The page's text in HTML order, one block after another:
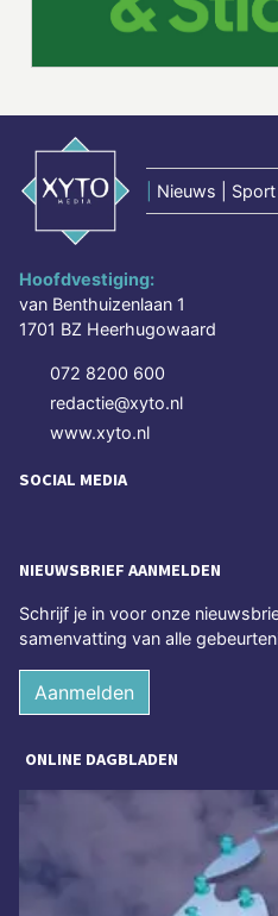
Nieuws |
Hoofdvestiging:
van Benthuizenlaan 1
1701 BZ Heerhugowaard
072 8200 600
redactie@xyto.nl
www.xyto.nl
SOCIAL MEDIA
NIEUWSBRIEF AANMELDEN
Schrijf je in voor onze
samenvatting van alle
Aanmelden
ONLINE DAGBLADEN